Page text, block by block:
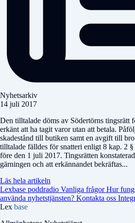
Nyhetsarkiv
14 juli 2017
Den tilltalade döms av Södertörns tingsrätt
erkänt att ha tagit varor utan att betala.
skadestånd till butiken samt en avgift till
tilltalade fälldes för snatteri enligt 8 kap. 2
före den 1 juli 2017. Tingsrätten
gärningen och att erkännandet bekräftas...
Läs hela artikeln
Lexbase poddradio Vanliga frågorHur
använda nyhetstjänsten? Kontakta oss
Lex base